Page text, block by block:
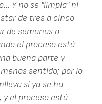
Y no se "limpia" ni
de tres a cinco
de semanas o
el proceso está
buena parte y
sentido; por lo
si ya se ha
y el proceso está